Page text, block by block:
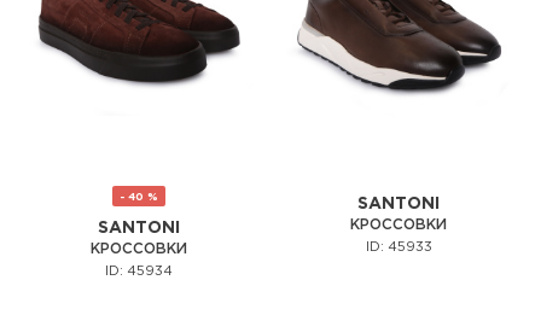
- 40 %
SANTONI
КРОССОВКИ
ID: 45934
SANTONI
КРОССОВКИ
ID: 45933